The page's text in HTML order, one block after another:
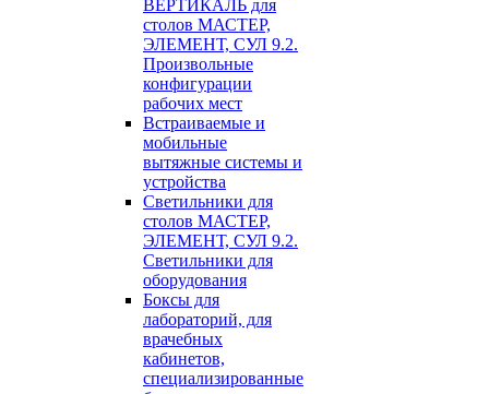
ВЕРТИКАЛЬ для
столов МАСТЕР,
ЭЛЕМЕНТ, СУЛ 9.2.
Произвольные
конфигурации
рабочих мест
Встраиваемые и
мобильные
вытяжные системы и
устройства
Светильники для
столов МАСТЕР,
ЭЛЕМЕНТ, СУЛ 9.2.
Светильники для
оборудования
Боксы для
лабораторий, для
врачебных
кабинетов,
специализированные